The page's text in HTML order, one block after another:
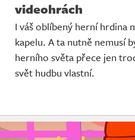
videohrách
I váš oblíbený herní hrdina
kapelu. A ta nutně nemusí
herního světa přece jen
svět hudbu vlastní.